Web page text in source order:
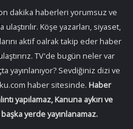
dakika haberleri yorumsuz ve
Köşe yazarları, siyaset,
aktif oalrak takip eder haber
TV'de bugün neler var
yayınlanıyor? Sevdiğiniz dizi ve
haber sitesinde. Haber
yapılamaz, Kanuna aykırı ve
yerde yayınlanamaz.